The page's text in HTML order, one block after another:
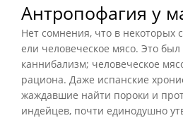
Антропофагия у
Нет сомнения, что в некоторых
ели человеческое мясо. Это
каннибализм; человеческое
рациона. Даже испанские
жаждавшие найти пороки и
индейцев, почти единодушно